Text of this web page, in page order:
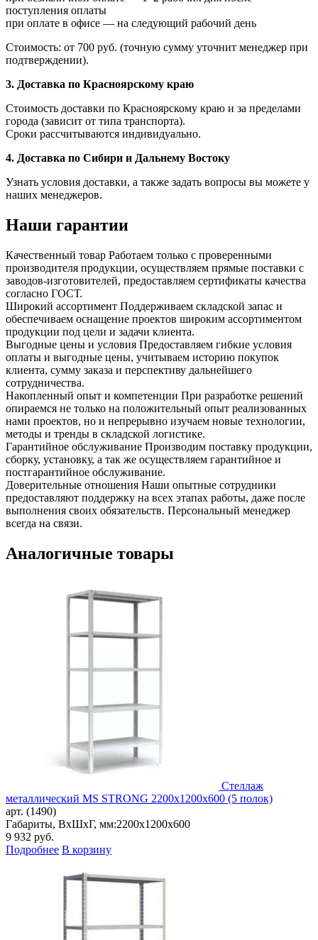
поступления оплаты
при оплате в офисе — на следующий рабочий день
Стоимость: от 700 руб. (точную сумму уточнит менеджер при
подтверждении).
3. Доставка по Красноярскому краю
Стоимость доставки по Красноярскому краю и за пределами
города (зависит от типа транспорта).
Сроки рассчитываются индивидуально.
4. Доставка по Сибири и Дальнему Востоку
Узнать условия доставки, а также задать вопросы вы можете у
наших менеджеров.
Наши гарантии
Качественный товар Работаем только с проверенными
производителя продукции, осуществляем прямые поставки с
заводов-изготовителей, предоставляем сертификаты качества
согласно ГОСТ.
Широкий ассортимент Поддерживаем складской запас и
обеспечиваем оснащение проектов широким ассортиментом
продукции под цели и задачи клиента.
Выгодные цены и условия Предоставляем гибкие условия
оплаты и выгодные цены, учитываем историю покупок
клиента, сумму заказа и перспективу дальнейшего
сотрудничества.
Накопленный опыт и компетенции При разработке решений
опираемся не только на положительный опыт реализованных
нами проектов, но и непрерывно изучаем новые технологии,
методы и тренды в складской логистике.
Гарантийное обслуживание Производим поставку продукции,
сборку, установку, а так же осуществляем гарантийное и
постгарантийное обслуживание.
Доверительные отношения Наши опытные сотрудники
предоставляют поддержку на всех этапах работы, даже после
выполнения своих обязательств. Персональный менеджер
всегда на связи.
Аналогичные товары
Стеллаж
металлический MS STRONG 2200x1200x600 (5 полок)
арт. (1490)
Габариты, ВxШxГ, мм:2200x1200x600
9 932 руб.
Подробнее В корзину